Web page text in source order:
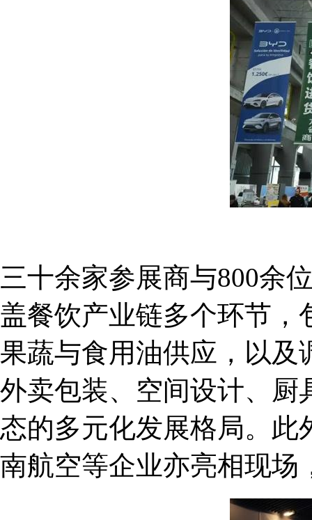
三十余家参展商与800余
盖餐饮产业链多个环节，
果蔬与食用油供应，以及
外卖包装、空间设计、厨
态的多元化发展格局。此
南航空等企业亦亮相现场